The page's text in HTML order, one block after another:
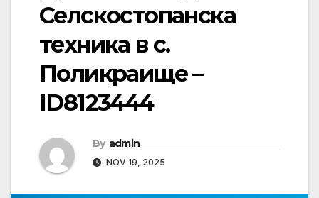
Селскостопанска
техника в с.
Поликраище –
ID8123444
By admin
NOV 19, 2025